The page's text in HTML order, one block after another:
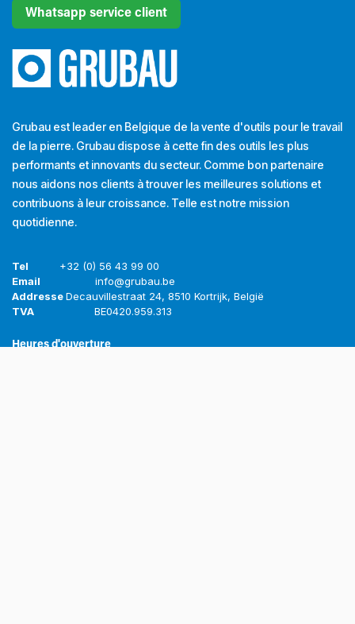
Whatsapp service client
Grubau est leader en Belgique de la vente d'outils pour le travail
de la pierre. Grubau dispose à cette fin des outils les plus
performants et innovants du secteur. Comme bon partenaire
nous aidons nos clients à trouver les meilleures solutions et
contribuons à leur croissance. Telle est notre mission
quotidienne.
Tel
+32 (0) 56 43 99 00
Email
info@grubau.be
Addresse​Decauvillestraat 24, 8510 Kortrijk, België
TVA
BE0420.959.313
Heures d'ouverture